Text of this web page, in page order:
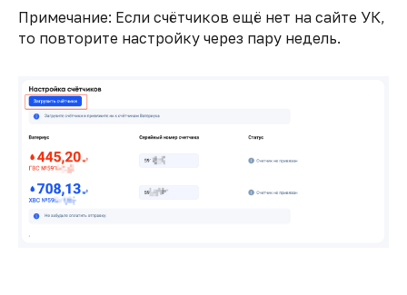
Примечание: Если счётчиков ещё нет на сайте УК,
то повторите настройку через пару недель.